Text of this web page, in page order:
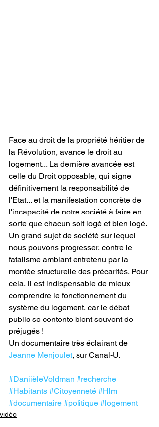
Face au droit de la propriété héritier de
la Révolution, avance le droit au
logement... La dernière avancée est
celle du Droit opposable, qui signe
définitivement la responsabilité de
l'Etat... et la manifestation concrète de
l'incapacité de notre société à faire en
sorte que chacun soit logé et bien logé.
Un grand sujet de société sur lequel
nous pouvons progresser, contre le
fatalisme ambiant entretenu par la
montée structurelle des précarités. Pour
cela, il est indispensable de mieux
comprendre le fonctionnement du
système du logement, car le débat
public se contente bient souvent de
préjugés !
Un documentaire très éclairant de
Jeanne Menjoulet, sur Canal-U.
#DaniièleVoldman #recherche
#Habitants #Citoyenneté #Hlm
#documentaire #politique #logement
vidéo